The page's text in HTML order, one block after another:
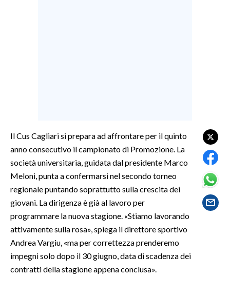
CULTURA
SALUTE
SARDEGNA TURISMO
SARDI NEL MONDO
NOTIZIE
Il Cus Cagliari si prepara ad affrontare per il quinto
anno consecutivo il campionato di Promozione. La
società universitaria, guidata dal presidente Marco
Meloni, punta a confermarsi nel secondo torneo
regionale puntando soprattutto sulla crescita dei
giovani. La dirigenza è già al lavoro per
programmare la nuova stagione. «Stiamo lavorando
attivamente sulla rosa», spiega il direttore sportivo
Andrea Vargiu, «ma per correttezza prenderemo
impegni solo dopo il 30 giugno, data di scadenza dei
contratti della stagione appena conclusa».